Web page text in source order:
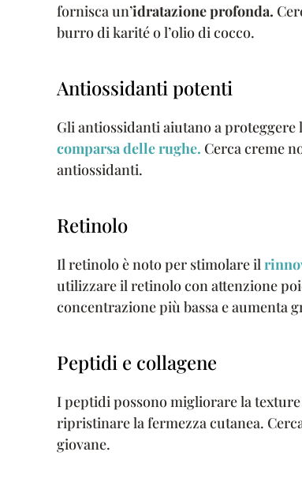
fornisca un’idratazione profonda.
burro di karité o l’olio di cocco.
Antiossidanti potenti
Gli antiossidanti aiutano a
comparsa delle rughe. Cerca creme
antiossidanti.
Retinolo
Il retinolo è noto per stimolare il
utilizzare il retinolo con attenzione
concentrazione più bassa e aumenta
Peptidi e collagene
I peptidi possono migliorare la
ripristinare la fermezza cutanea.
giovane.